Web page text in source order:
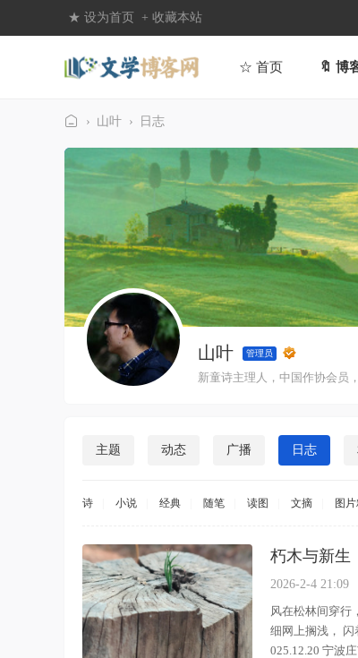
★ 设为首页 + 收藏本站
☆ 首页 🔖 博
文
学
网
› 山叶 › 日志
山叶 管理员
新童诗主理人，中国作协会员
主题 动态 广播 日志
诗 小说 经典 随笔 读图 文摘 图
朽木与新生
2026-2-4 21:09
风在松林间穿行
细网上搁浅，
025.12.20 宁波